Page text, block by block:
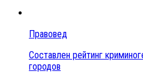
Правовед
Составлен рейтинг
городов